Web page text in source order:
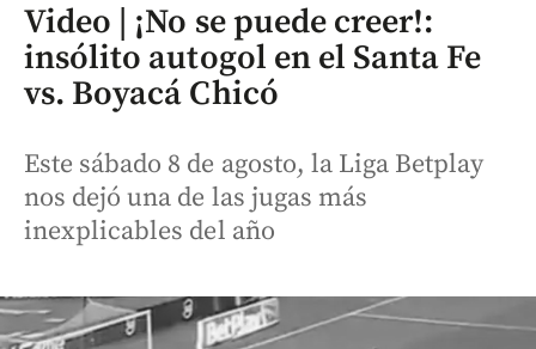
Video | ¡No se puede creer!:
insólito autogol en el Santa Fe
vs. Boyacá Chicó
Este sábado 8 de agosto, la Liga Betplay
nos dejó una de las jugas más
inexplicables del año